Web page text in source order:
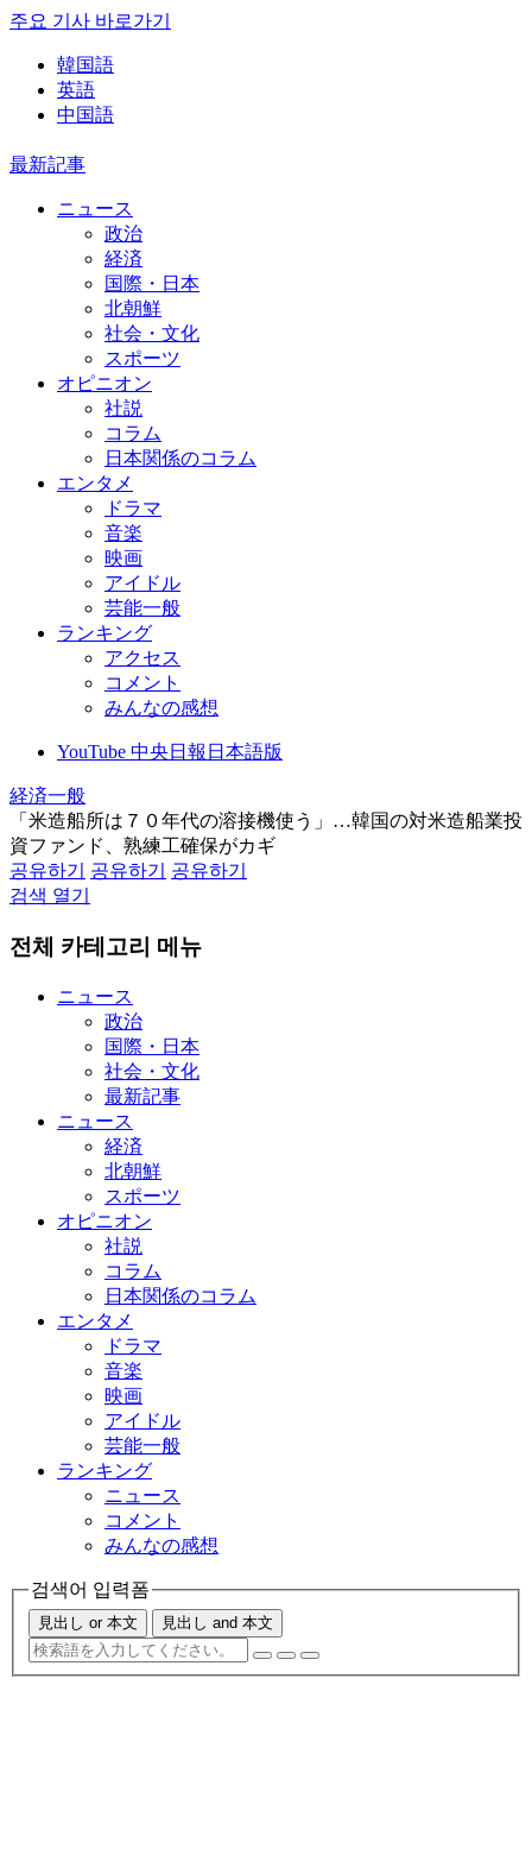
주요 기사 바로가기
韓国語
英語
中国語
最新記事
ニュース
政治
経済
国際・日本
北朝鮮
社会・文化
スポーツ
オピニオン
社説
コラム
日本関係のコラム
エンタメ
ドラマ
音楽
映画
アイドル
芸能一般
ランキング
アクセス
コメント
みんなの感想
YouTube 中央日報日本語版
経済一般
「米造船所は７０年代の溶接機使う」…韓国の対米造船業投
資ファンド、熟練工確保がカギ
공유하기
공유하기
공유하기
검색 열기
전체 카테고리 메뉴
ニュース
政治
国際・日本
社会・文化
最新記事
ニュース
経済
北朝鮮
スポーツ
オピニオン
社説
コラム
日本関係のコラム
エンタメ
ドラマ
音楽
映画
アイドル
芸能一般
ランキング
ニュース
コメント
みんなの感想
검색어 입력폼
見出し or 本文 見出し and 本文